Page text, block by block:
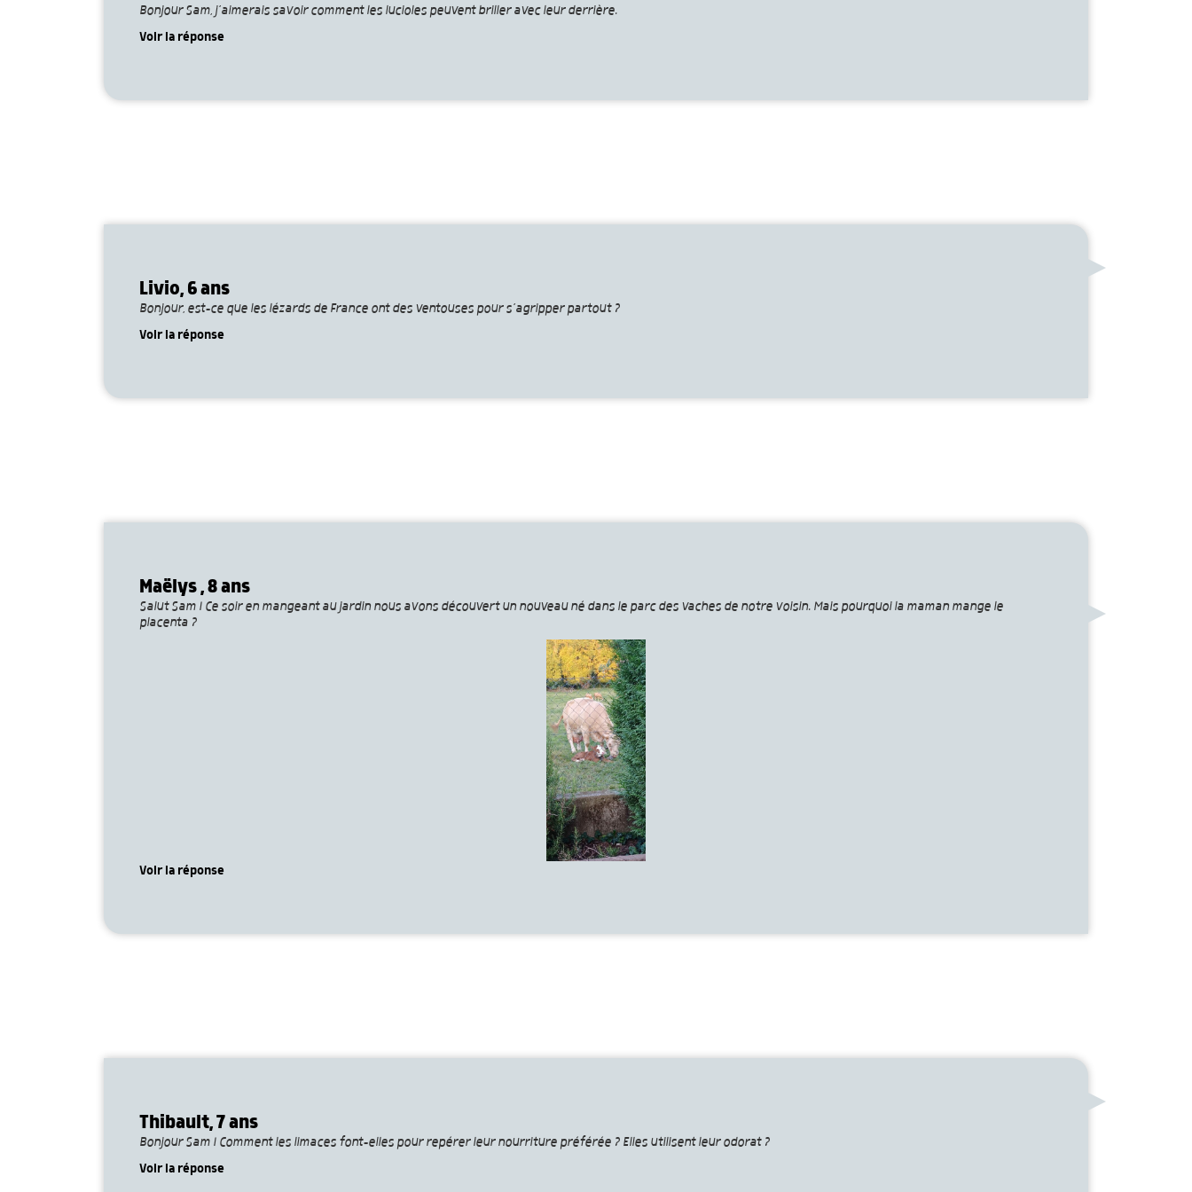
Bonjour Sam, j’aimerais savoir comment les lucioles peuvent briller avec leur derrière.
Voir la réponse
Livio, 6 ans
Bonjour, est-ce que les lézards de France ont des ventouses pour s’agripper partout ?
Voir la réponse
Maëlys , 8 ans
Salut Sam ! Ce soir en mangeant au jardin nous avons découvert un nouveau né dans le parc des vaches de notre voisin. Mais pourquoi la maman mange le
placenta ?
Voir la réponse
Thibault, 7 ans
Bonjour Sam ! Comment les limaces font-elles pour repérer leur nourriture préférée ? Elles utilisent leur odorat ?
Voir la réponse